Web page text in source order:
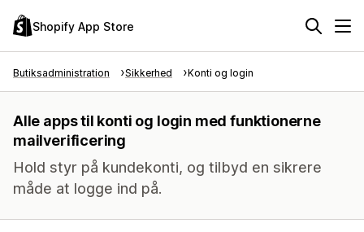
Shopify App Store
Butiksadministration Sikkerhed Konti og login
Alle apps til konti og login med funktionerne
mailverificering
Hold styr på kundekonti, og tilbyd en sikrere
måde at logge ind på.